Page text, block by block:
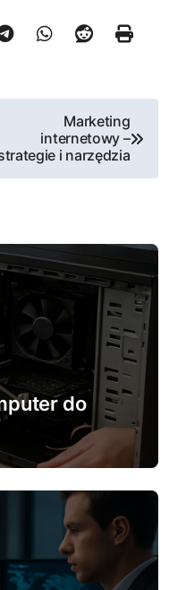
Marketing
internetowy –
i narzędzia
do